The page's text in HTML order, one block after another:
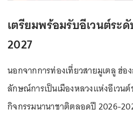
เตรียมพร้อมรับอีเวนต์ระ
2027
นอกจากการท่องเที่ยวสายมูเตลู ฮ่อ
ลักษณ์การเป็นเมืองหลวงแห่งอีเวน
กิจกรรมนานาชาติตลอดปี 2026-